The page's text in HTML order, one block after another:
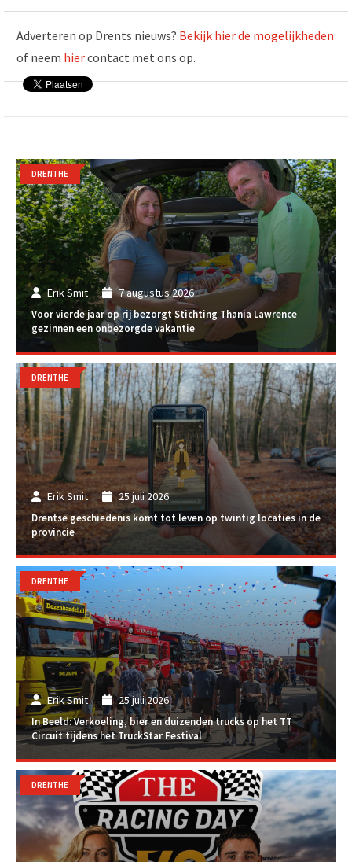
Adverteren op Drents nieuws? Bekijk hier de mogelijkheden
of neem hiercontact met ons op.
Erik Smit 7 augustus 2026
Voor vierde jaar op rij bezorgt Stichting Thania Lawrence
gezinnen een onbezorgde vakantie
DRENTHE
Erik Smit 25 juli 2026
Drentse geschiedenis komt tot leven op twintig locaties in de
provincie
DRENTHE
Erik Smit 25 juli 2026
In Beeld: Verkoeling, bier en duizenden trucks op het TT
Circuit tijdens het TruckStar Festival
DRENTHE
DRENTHE